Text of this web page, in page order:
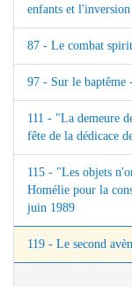
enfants et l'inversion
87 - Le combat
97 - Sur le baptême
111 - "La demeure
fête de la dédicace
115 - "Les objets
Homélie pour la
juin 1989
119 - Le second